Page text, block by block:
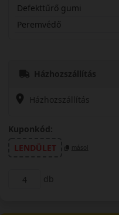
Defekttűrő gumi
Peremvédő
Házhozszállítás
Házhozszállítás
Kuponkód:
LENDÜLET
másol
db